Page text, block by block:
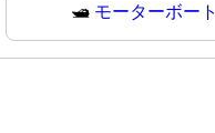
🛥 モーターボート